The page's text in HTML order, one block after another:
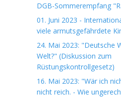
DGB-Sommerempfang
01. Juni 2023 -
viele armutsgefährdete
24. Mai 2023: "Deutsche
Welt?" (Diskussion zum
Rüstungskontrollgesetz)
16. Mai 2023: "Wär ich
nicht reich. - Wie